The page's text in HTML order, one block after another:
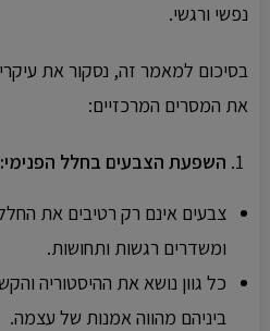
נפשי ורגשי.
בסיכום למאמר זה, נסקור את עיקרי
את המסרים המרכזיים:
השפעת הצבעים בחלל הפנימי:
צבעים אינם רק רטיבים את
ומשדרים רגשות ותחושות.
כל גוון נושא את ההיסטוריה
ביניהם מהווה אמנות של עצמה.